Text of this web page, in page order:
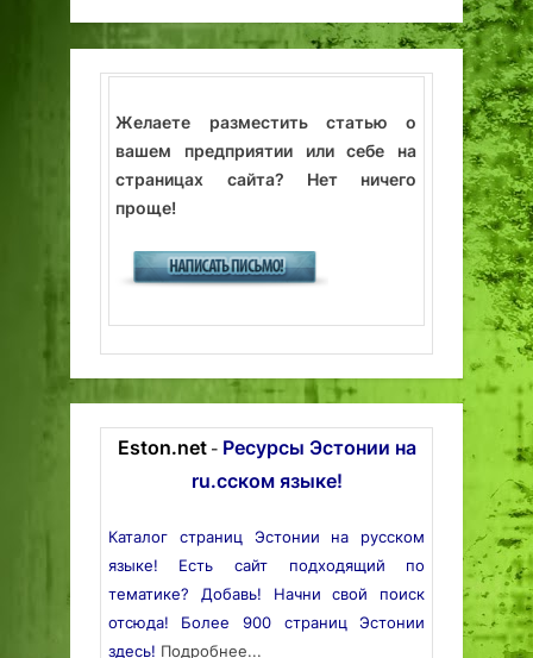
Желаете разместить статью о
вашем предприятии или себе на
страницах сайта? Нет ничего
проще!
Eston.net- Ресурсы Эстонии на
ru.сском языке!
Каталог страниц Эстонии на русском
языке! Есть сайт подходящий по
тематике? Добавь! Начни свой поиск
отсюда! Более 900 страниц Эстонии
здесь! Подробнее...